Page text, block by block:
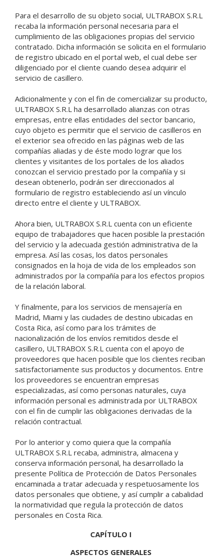
Para el desarrollo de su objeto social, ULTRABOX S.R.L
recaba la información personal necesaria para el
cumplimiento de las obligaciones propias del servicio
contratado. Dicha información se solicita en el formulario
de registro ubicado en el portal web, el cual debe ser
diligenciado por el cliente cuando desea adquirir el
servicio de casillero.
Adicionalmente y con el fin de comercializar su producto,
ULTRABOX S.R.L ha desarrollado alianzas con otras
empresas, entre ellas entidades del sector bancario,
cuyo objeto es permitir que el servicio de casilleros en
el exterior sea ofrecido en las páginas web de las
compañías aliadas y de éste modo lograr que los
clientes y visitantes de los portales de los aliados
conozcan el servicio prestado por la compañía y si
desean obtenerlo, podrán ser direccionados al
formulario de registro estableciendo así un vínculo
directo entre el cliente y ULTRABOX.
Ahora bien, ULTRABOX S.R.L cuenta con un eficiente
equipo de trabajadores que hacen posible la prestación
del servicio y la adecuada gestión administrativa de la
empresa. Así las cosas, los datos personales
consignados en la hoja de vida de los empleados son
administrados por la compañía para los efectos propios
de la relación laboral.
Y finalmente, para los servicios de mensajería en
Madrid, Miami y las ciudades de destino ubicadas en
Costa Rica, así como para los trámites de
nacionalización de los envíos remitidos desde el
casillero, ULTRABOX S.R.L cuenta con el apoyo de
proveedores que hacen posible que los clientes reciban
satisfactoriamente sus productos y documentos. Entre
los proveedores se encuentran empresas
especializadas, así como personas naturales, cuya
información personal es administrada por ULTRABOX
con el fin de cumplir las obligaciones derivadas de la
relación contractual.
Por lo anterior y como quiera que la compañía
ULTRABOX S.R.L recaba, administra, almacena y
conserva información personal, ha desarrollado la
presente Política de Protección de Datos Personales
encaminada a tratar adecuada y respetuosamente los
datos personales que obtiene, y así cumplir a cabalidad
la normatividad que regula la protección de datos
personales en Costa Rica.
CAPÍTULO I
ASPECTOS GENERALES